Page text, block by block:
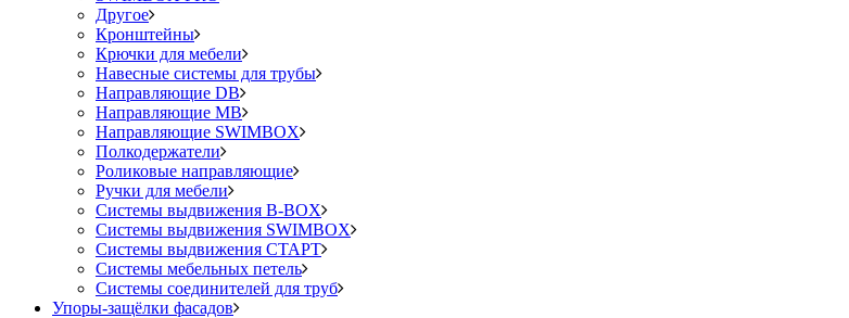
Другое
Кронштейны
Крючки для мебели
Навесные системы для трубы
Направляющие DB
Направляющие MB
Направляющие SWIMBOX
Полкодержатели
Роликовые направляющие
Ручки для мебели
Системы выдвижения B-BOX
Системы выдвижения SWIMBOX
Системы выдвижения СТАРТ
Системы мебельных петель
Системы соединителей для труб
Упоры-защёлки фасадов